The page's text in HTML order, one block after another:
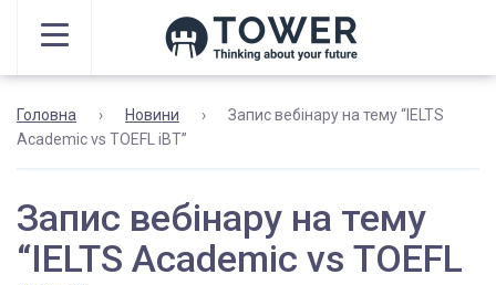
Головна › Новини ›
Запис вебінару на тему “IELTS
Academic vs TOEFL iBT”
Запис вебінару на тему
“IELTS Academic vs TOEFL